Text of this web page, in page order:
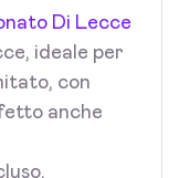
Di Lecce
ideale per
con
anche